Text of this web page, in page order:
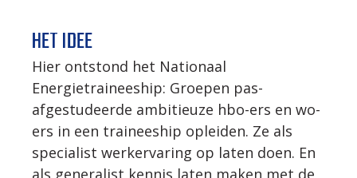
HET IDEE
Hier ontstond het Nationaal
Energietraineeship: Groepen pas-
afgestudeerde ambitieuze hbo-ers en wo-
ers in een traineeship opleiden. Ze als
specialist werkervaring op laten doen. En
als generalist kennis laten maken met de